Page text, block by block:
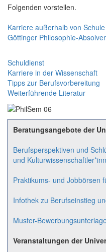
Folgenden vorstellen.
Karriere außerhalb von
Göttinger Philosophie-
Schuldienst
Karriere in der Wissenschaft
Tipps zur Berufsvorbereitung
Weiterführende Literatur
Beratungsangebote der
Berufsperspektiven und
und
Praktikums- und Jobbörsen
Infothek zu Berufseinstieg
Muster-
Veranstaltungen der